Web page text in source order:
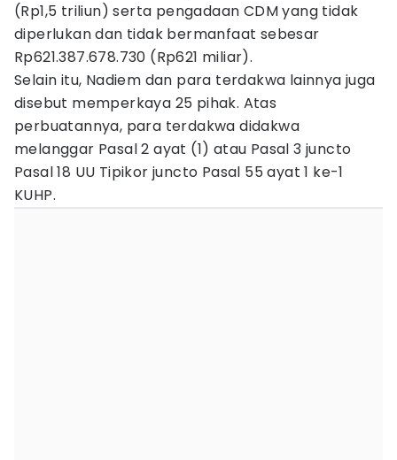
(Rp1,5 triliun) serta pengadaan CDM yang tidak
diperlukan dan tidak bermanfaat sebesar
Rp621.387.678.730 (Rp621 miliar).
Selain itu, Nadiem dan para terdakwa lainnya juga
disebut memperkaya 25 pihak. Atas
perbuatannya, para terdakwa didakwa
melanggar Pasal 2 ayat (1) atau Pasal 3 juncto
Pasal 18 UU Tipikor juncto Pasal 55 ayat 1 ke-1
KUHP.